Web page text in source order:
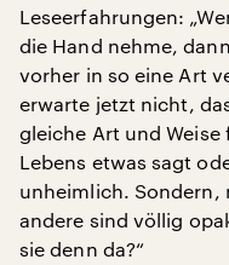
Leseerfahrungen:
die Hand nehme,
vorher in so eine Art
erwarte jetzt nicht,
gleiche Art und
Lebens etwas sagt
unheimlich. Sondern,
andere sind völlig
sie denn da?“